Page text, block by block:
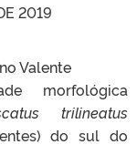
2019
Valente
morfológica
trilineatus
do sul do